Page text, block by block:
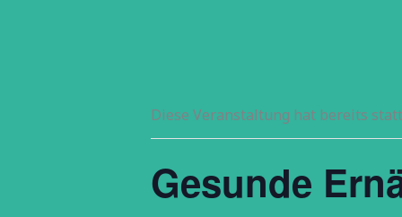
Diese Veranstaltung hat bereits
Gesunde